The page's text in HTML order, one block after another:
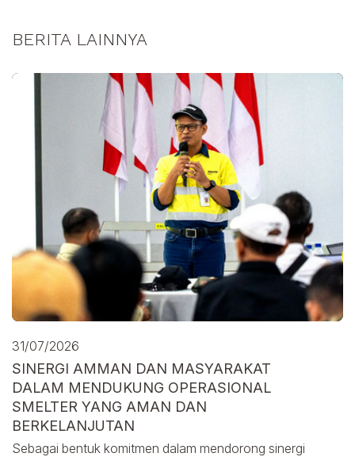
BERITA LAINNYA
31/07/2026
SINERGI AMMAN DAN MASYARAKAT
DALAM MENDUKUNG OPERASIONAL
SMELTER YANG AMAN DAN
BERKELANJUTAN
Sebagai bentuk komitmen dalam mendorong sinergi